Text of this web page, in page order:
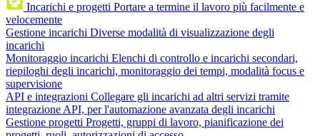
Incarichi e progetti Portare a termine il lavoro più facilmente e
velocemente
Gestione incarichi Diverse modalità di visualizzazione degli
incarichi
Monitoraggio incarichi Elenchi di controllo e incarichi secondari,
riepiloghi degli incarichi, monitoraggio dei tempi, modalità focus e
supervisione
API e integrazioni Collegare gli incarichi ad altri servizi tramite
integrazione API, per l'automazione avanzata degli incarichi
Gestione progetti Progetti, gruppi di lavoro, pianificazione dei